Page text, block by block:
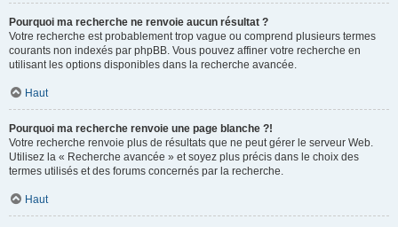
Pourquoi ma recherche ne renvoie aucun résultat ?
Votre recherche est probablement trop vague ou comprend plusieurs termes
courants non indexés par phpBB. Vous pouvez affiner votre recherche en
utilisant les options disponibles dans la recherche avancée.
Haut
Pourquoi ma recherche renvoie une page blanche ?!
Votre recherche renvoie plus de résultats que ne peut gérer le serveur Web.
Utilisez la « Recherche avancée » et soyez plus précis dans le choix des
termes utilisés et des forums concernés par la recherche.
Haut